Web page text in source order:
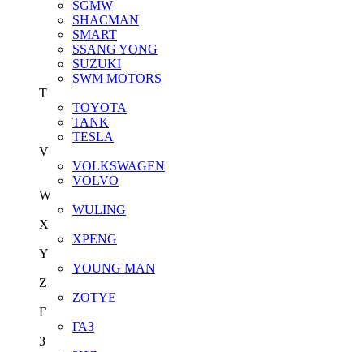
SGMW
SHACMAN
SMART
SSANG YONG
SUZUKI
SWM MOTORS
T
TOYOTA
TANK
TESLA
V
VOLKSWAGEN
VOLVO
W
WULING
X
XPENG
Y
YOUNG MAN
Z
ZOTYE
Г
ГАЗ
З